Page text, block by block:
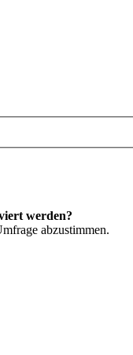
werden?
abzustimmen.